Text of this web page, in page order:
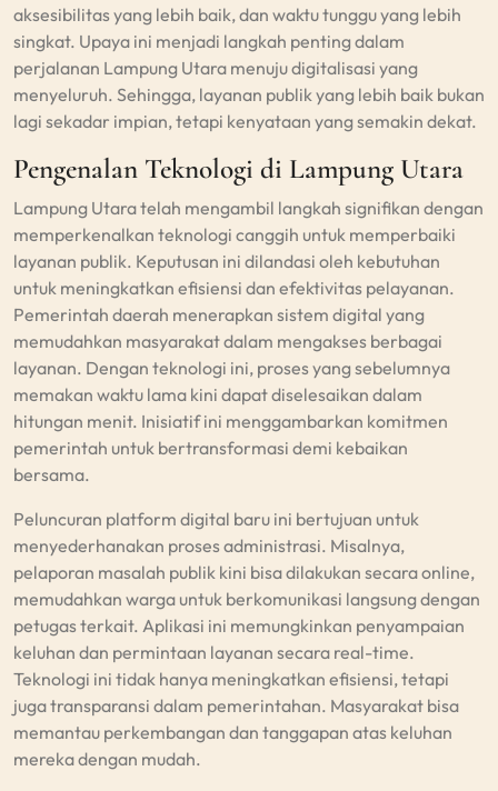
aksesibilitas yang lebih baik, dan waktu tunggu yang lebih
singkat. Upaya ini menjadi langkah penting dalam
perjalanan Lampung Utara menuju digitalisasi yang
menyeluruh. Sehingga, layanan publik yang lebih baik bukan
lagi sekadar impian, tetapi kenyataan yang semakin dekat.
Pengenalan Teknologi di Lampung Utara
Lampung Utara telah mengambil langkah signifikan dengan
memperkenalkan teknologi canggih untuk memperbaiki
layanan publik. Keputusan ini dilandasi oleh kebutuhan
untuk meningkatkan efisiensi dan efektivitas pelayanan.
Pemerintah daerah menerapkan sistem digital yang
memudahkan masyarakat dalam mengakses berbagai
layanan. Dengan teknologi ini, proses yang sebelumnya
memakan waktu lama kini dapat diselesaikan dalam
hitungan menit. Inisiatif ini menggambarkan komitmen
pemerintah untuk bertransformasi demi kebaikan
bersama.
Peluncuran platform digital baru ini bertujuan untuk
menyederhanakan proses administrasi. Misalnya,
pelaporan masalah publik kini bisa dilakukan secara online,
memudahkan warga untuk berkomunikasi langsung dengan
petugas terkait. Aplikasi ini memungkinkan penyampaian
keluhan dan permintaan layanan secara real-time.
Teknologi ini tidak hanya meningkatkan efisiensi, tetapi
juga transparansi dalam pemerintahan. Masyarakat bisa
memantau perkembangan dan tanggapan atas keluhan
mereka dengan mudah.